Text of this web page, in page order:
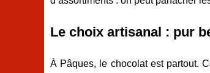
Le choix artisanal : pur
À Pâques, le chocolat est partout.